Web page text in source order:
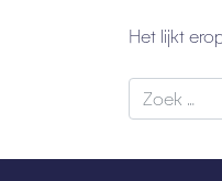
Het lijkt
Zoek naar: